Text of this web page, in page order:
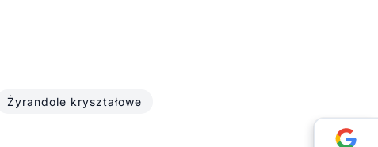
Żyrandole kryształowe